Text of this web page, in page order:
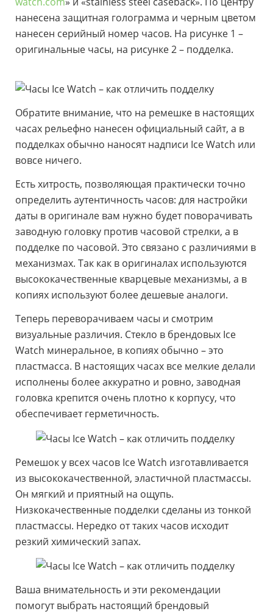
нанесена защитная голограмма и черным цветом
нанесен серийный номер часов. На рисунке 1 –
оригинальные часы, на рисунке 2 – подделка.
Обратите внимание, что на ремешке в настоящих
часах рельефно нанесен официальный сайт, а в
подделках обычно наносят надписи Ice Watch или
вовсе ничего.
Есть хитрость, позволяющая практически точно
определить аутентичность часов: для настройки
даты в оригинале вам нужно будет поворачивать
заводную головку против часовой стрелки, а в
подделке по часовой. Это связано с различиями в
механизмах. Так как в оригиналах используются
высококачественные кварцевые механизмы, а в
копиях используют более дешевые аналоги.
Теперь переворачиваем часы и смотрим
визуальные различия. Стекло в брендовых Ice
Watch минеральное, в копиях обычно – это
пластмасса. В настоящих часах все мелкие делали
исполнены более аккуратно и ровно, заводная
головка крепится очень плотно к корпусу, что
обеспечивает герметичность.
Ремешок у всех часов Ice Watch изготавливается
из высококачественной, эластичной пластмассы.
Он мягкий и приятный на ощупь.
Низкокачественные подделки сделаны из тонкой
пластмассы. Нередко от таких часов исходит
резкий химический запах.
Ваша внимательность и эти рекомендации
помогут выбрать настоящий брендовый